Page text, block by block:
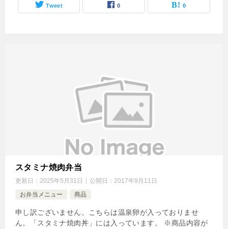
Tweet 0 0
スタミナ焼肉弁当
更新日： 2025年5月31日 公開日： 2017年9月11日
お弁当メニュー
商品
申し訳ございません。こちらは温泉卵が入っておりませ
ん。「スタミナ焼肉丼」には入っています。 ※商品内容が